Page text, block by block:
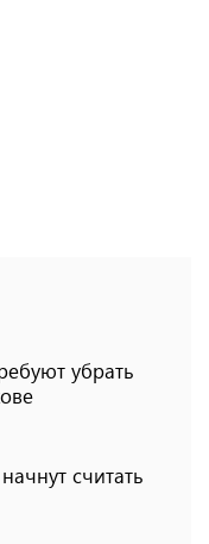
убрать
считать